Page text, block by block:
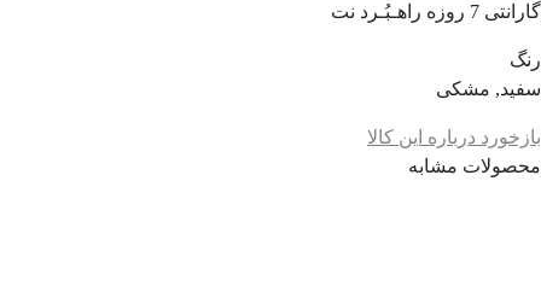
گارانتی 7 روزه راهـبُـرد نت
رنگ
سفید, مشکی
بازخورد درباره این کالا
محصولات مشابه